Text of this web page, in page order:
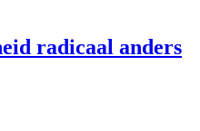
radicaal anders